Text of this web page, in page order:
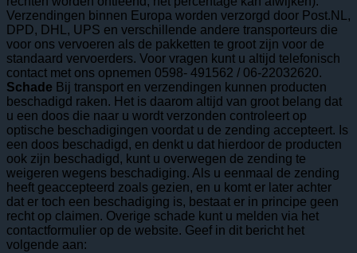
Verzendingen binnen Europa worden verzorgd door Post.NL,
DPD, DHL, UPS en verschillende andere transporteurs die
voor ons vervoeren als de pakketten te groot zijn voor de
standaard vervoerders. Voor vragen kunt u altijd telefonisch
contact met ons opnemen 0598- 491562 / 06-22032620.
Schade Bij transport en verzendingen kunnen producten
beschadigd raken. Het is daarom altijd van groot belang dat
u een doos die naar u wordt verzonden controleert op
optische beschadigingen voordat u de zending accepteert. Is
een doos beschadigd, en denkt u dat hierdoor de producten
ook zijn beschadigd, kunt u overwegen de zending te
weigeren wegens beschadiging. Als u eenmaal de zending
heeft geaccepteerd zoals gezien, en u komt er later achter
dat er toch een beschadiging is, bestaat er in principe geen
recht op claimen. Overige schade kunt u melden via het
contactformulier op de website. Geef in dit bericht het
volgende aan: